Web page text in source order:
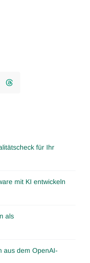
für Ihr
mit KI entwickeln
als
aus dem OpenAI-